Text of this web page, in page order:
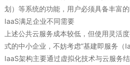
划）等系统的功能，用户必须具备丰富的
IaaS满足企业不同需要
上述公共云服务成本较低，但使用灵活
式的中小企业，不妨考虑“基建即服务（
IaaS架构主要通过虚拟化技术与云服务